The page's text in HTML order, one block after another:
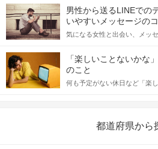
の階段を更に下りてください。
てアプローチできるかにも左
格的に始めようとしている方
をしっかりと理解し、正しい
記事では、女性が話しかけて
合にどのような行動に繋げる
男性から送るLINEでの
いやすいメッセージの
気になる女性と出会い、メッ
しかし、中には「どう誘った
っしゃるのではないでしょう
送るLINEでのデートの誘い方
えながら解説するので、ぜひ
「楽しいことないかな
のこと
何も予定がない休日など「楽
の楽しいことアイデアを集め
都道府県から